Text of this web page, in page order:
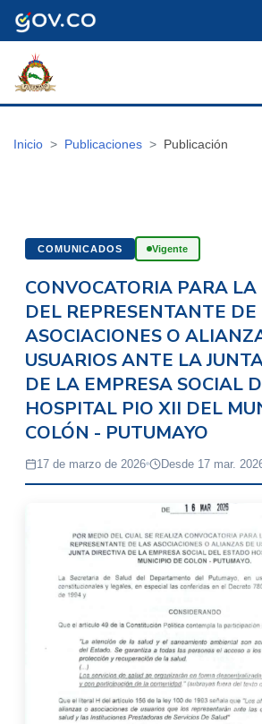
Inicio Publicaciones Publicación
COMUNICADOS Vigente
CONVOCATORIA PARA LA
DEL REPRESENTANTE DE
ASOCIACIONES O
USUARIOS ANTE LA
DE LA EMPRESA SOCIAL
HOSPITAL PIO XII DEL
COLÓN - PUTUMAYO
17 de marzo de 2026 Desde 17 mar.